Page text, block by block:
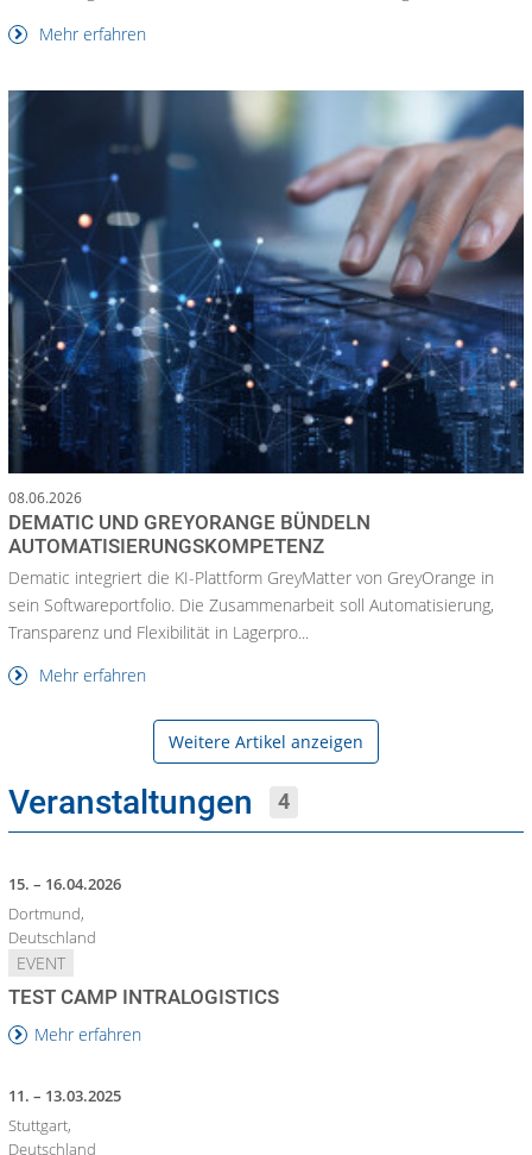
Mehr erfahren
08.06.2026
DEMATIC UND GREYORANGE BÜNDELN
AUTOMATISIERUNGSKOMPETENZ
Dematic integriert die KI-Plattform GreyMatter von GreyOrange in
sein Softwareportfolio. Die Zusammenarbeit soll Automatisierung,
Transparenz und Flexibilität in Lagerpro...
Mehr erfahren
Weitere Artikel anzeigen
Veranstaltungen 4
15. – 16.04.2026
Dortmund,
Deutschland
EVENT
TEST CAMP INTRALOGISTICS
Mehr erfahren
11. – 13.03.2025
Stuttgart,
Deutschland